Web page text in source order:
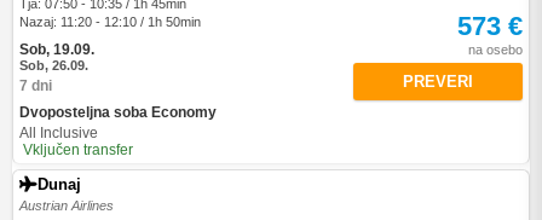
Tja: 07:50 - 10:35 / 1h 45min
Nazaj: 11:20 - 12:10 / 1h 50min
Sob, 19.09.
Sob, 26.09.
7 dni
Dvoposteljna soba Economy
All Inclusive
Vključen transfer
573 €
na osebo
PREVERI
Dunaj
Austrian Airlines